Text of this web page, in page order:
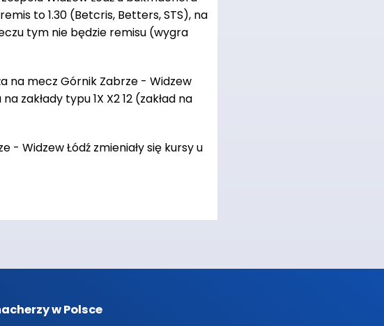
to 1.30 (Betcris, Betters, STS), na
tym nie będzie remisu (wygra
na mecz Górnik Zabrze - Widzew
zakłady typu 1X X2 12 (zakład na
- Widzew Łódź zmieniały się kursy u
w Polsce